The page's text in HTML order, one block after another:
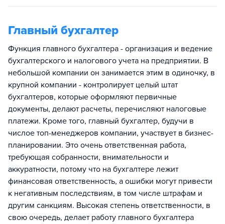
Главный бухгалтер
Функция главного бухгалтера - организация и ведение
бухгалтерского и налогового учета на предприятии. В
небольшой компании он занимается этим в одиночку, в
крупной компании - контролирует целый штат
бухгалтеров, которые оформляют первичные
документы, делают расчеты, перечисляют налоговые
платежи. Кроме того, главный бухгалтер, будучи в
числое топ-менеджеров компании, участвует в бизнес-
планировании. Это очень ответственная работа,
требующая собранности, внимательности и
аккуратности, потому что на бухгалтере лежит
финансовая ответственность, а ошибки могут привести
к негативным последствиям, в том числе штрафам и
другим санкциям. Высокая степень ответственности, в
свою очередь, делает работу главного бухгалтера